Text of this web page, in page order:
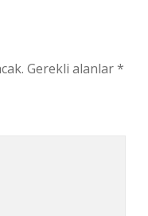
Gerekli alanlar*